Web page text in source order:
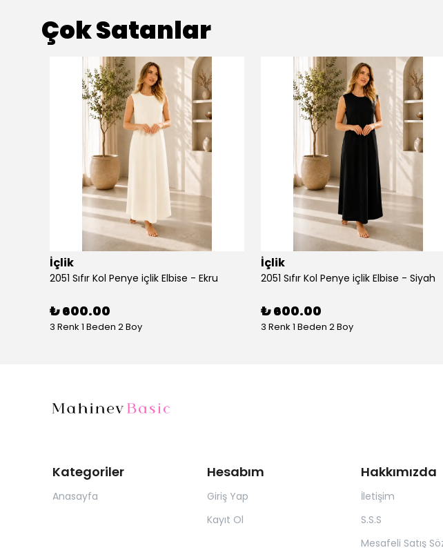
Çok Satanlar
İçlik
2051 Sıfır Kol Penye içlik Elbise - Ekru
₺ 600.00
3 Renk 1 Beden 2 Boy
İçlik
2051 Sıfır Kol Penye içlik Elbise - Siyah
₺ 600.00
3 Renk 1 Beden 2 Boy
Kategoriler
Anasayfa
Hesabım
Giriş Yap
Kayıt Ol
Hakkımızda
İletişim
S.S.S
Mesafeli Satış